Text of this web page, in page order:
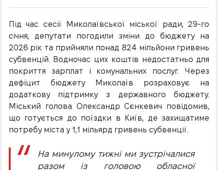
Під час сесії Миколаївської міської ради, 29-го
січня, депутати погодили зміни до бюджету на
2026 рік та прийняли понад 824 мільйони гривень
субвенцій. Водночас цих коштів недостатньо для
покриття зарплат і комунальних послуг. Через
дефіцит бюджету Миколаїв розраховує на
додаткову підтримку з державного бюджету.
Міський голова Олександр Сєнкевич повідомив,
що готується до поїздки в Київ, де захищатиме
потребу міста у 1,1 мільярд гривень субвенції.
На минулому тижні ми зустрічалися
разом із головою обласної